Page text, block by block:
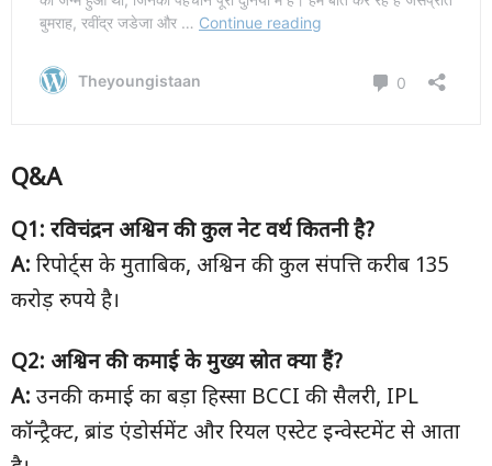
Q&A
Q1: रविचंद्रन अश्विन की कुल नेट वर्थ कितनी है?
A: रिपोर्ट्स के मुताबिक, अश्विन की कुल संपत्ति करीब 135
करोड़ रुपये है।
Q2: अश्विन की कमाई के मुख्य स्रोत क्या हैं?
A: उनकी कमाई का बड़ा हिस्सा BCCI की सैलरी, IPL
कॉन्ट्रैक्ट, ब्रांड एंडोर्समेंट और रियल एस्टेट इन्वेस्टमेंट से आता